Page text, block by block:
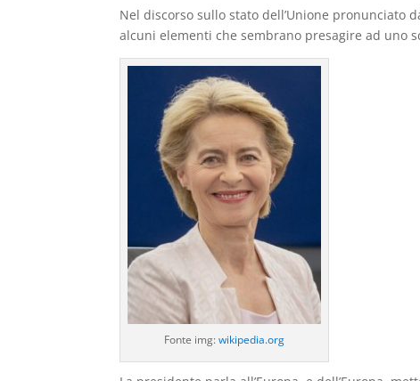
Nel discorso sullo stato dell’Unione pronunciato
alcuni elementi che sembrano presagire ad uno
Fonte img:wikipedia.org